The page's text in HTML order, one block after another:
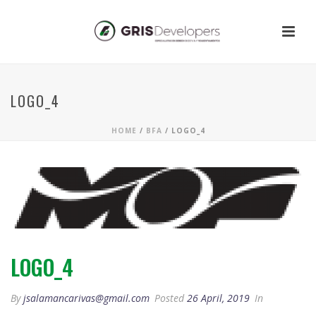
LOGO_4
HOME / BFA / LOGO_4
LOGO_4
Byjsalamancarivas@gmail.com Posted 26 April, 2019 In